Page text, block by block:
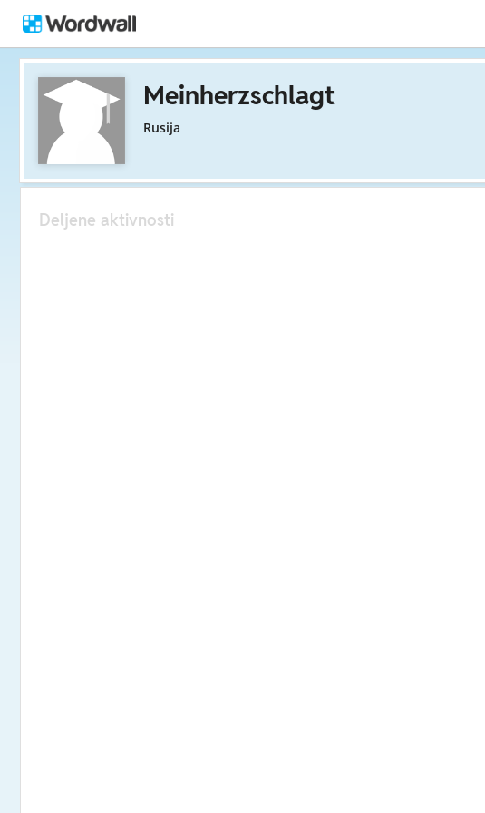
Meinherzschlagt
Rusija
Deljene aktivnosti